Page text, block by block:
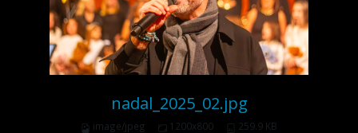
nadal_2025_02.jpg
image/jpeg 1200x800 259.9 KB